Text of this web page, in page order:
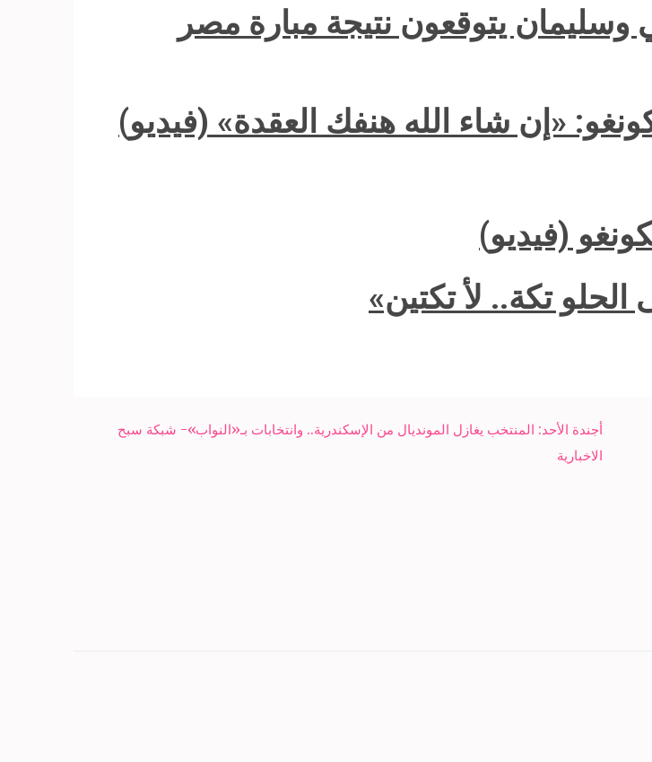
وسليمان يتوقعون نتيجة مبارة مصر
«إن شاء الله هنفك العقدة» (فيديو)
(فيديو)
تكة.. لأ تكتين»
أجندة الأحد: المنتخب يغازل المونديال من الإسكندرية.. وانتخابات بـ«النواب»- شبكة سبح
الاخبارية